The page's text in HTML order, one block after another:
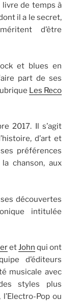
livre de temps à
il a le secret,
d’être
et blues en
part de ses
Les Reco
2017. Il s’agit
d’art et
préférences
chanson, aux
découvertes
intitulée
etJohn qui ont
d’éditeurs
musicale avec
styles plus
Pop ou